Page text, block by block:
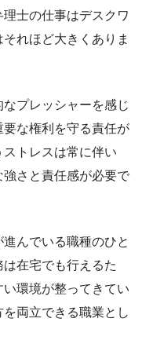
士の仕事はデスクワ
れほど大きくありま
プレッシャーを感じ
な権利を守る責任が
トレスは常に伴い
さと責任感が必要で
んでいる職種のひと
在宅でも行えるた
環境が整ってきてい
両立できる職業とし